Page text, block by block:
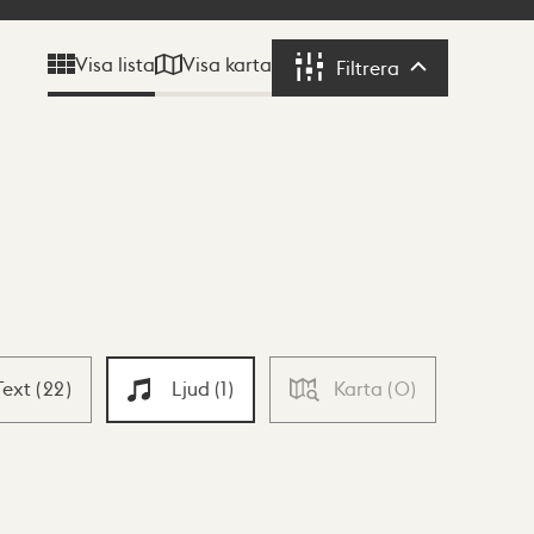
Visa lista Visa karta Filtrera Filtrera
(22) Ljud (1) Karta (0)